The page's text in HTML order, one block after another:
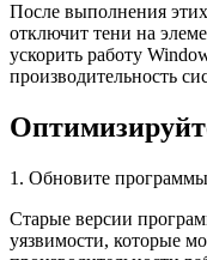
После выполнения
отключит тени на
ускорить работу
производительность
1. Обновите
Старые версии
уязвимости, которые